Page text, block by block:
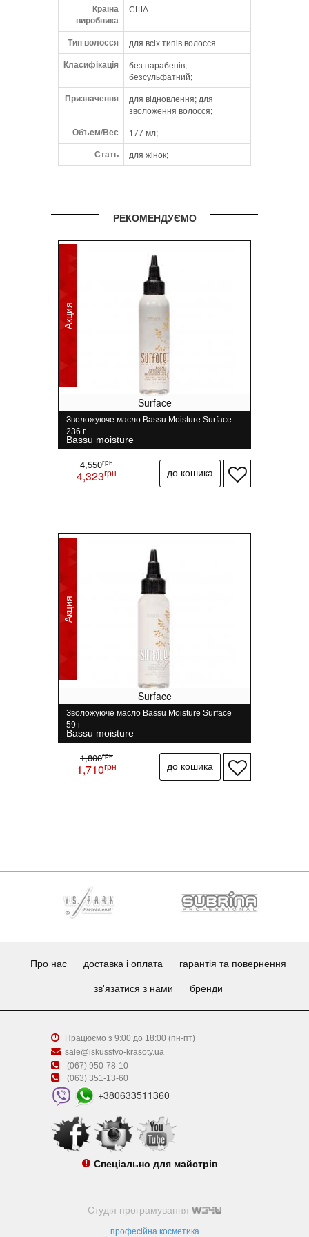
C), Panthenol, Sorbitol , Polyquaternium-4,
Hydroxyethylcellulose , Sodium PCA, Citric
Acid , Cera Alba, Stearyl Alcohol , Dimethyl
Lauramine Oleate, Autolyzed Yeast,
Pentasodium Pentetate, Fragrance
(Parfum), Phenoxyethanol , Caprylyl Glycol ,
Sorbic Acid, Glycol Stearate, Cetyl Alcohol,
Behentrimonium Chloride, Cetrimonium
Chloride, Emulsifying Wax NF, Glycerin ,
Hydrolyzed Vegetable Protein, Cocos
Nucifera (Coconut) Oil, Water/Eau
Країна
виробника
США
Тип волосся для всіх типів волосся
Класифікація
без парабенів;
безсульфатний;
Призначення
для відновлення; для
зволоження волосся;
Объем/Вес 177 мл;
Стать для жінок;
РЕКОМЕНДУЄМО
Акция
Surface
Зволожуюче масло Bassu Moisture Surface
236 г
Bassu moisture
4,550грн
4,323грн
Акция
Surface
Зволожуюче масло Bassu Moisture Surface
59 г
Bassu moisture
1,800грн
1,710грн
Про нас доставка і оплата гарантія та повернення
зв'язатися з нами бренди
Працюємо з 9:00 до 18:00 (пн-пт)
sale@iskusstvo-krasoty.ua
(067) 950-78-10
(063) 351-13-60
+380633511360
Спеціально для майстрів
Студія програмування
професійна косметика